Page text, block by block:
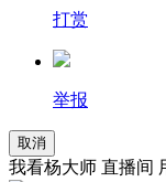
打赏
举报
取消
我看杨大师 直播间